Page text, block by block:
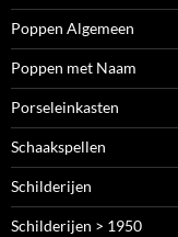
Poppen Algemeen
Poppen met Naam
Porseleinkasten
Schaakspellen
Schilderijen
Schilderijen > 1950